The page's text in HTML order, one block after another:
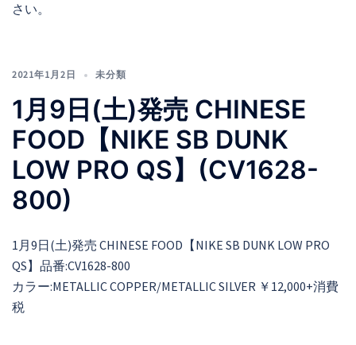
さい。
2021年1月2日 未分類
1月9日(土)発売 CHINESE
FOOD【NIKE SB DUNK
LOW PRO QS】(CV1628-
800)
1月9日(土)発売 CHINESE FOOD【NIKE SB DUNK LOW PRO
QS】品番:CV1628-800
カラー:METALLIC COPPER/METALLIC SILVER ￥12,000+消費
税